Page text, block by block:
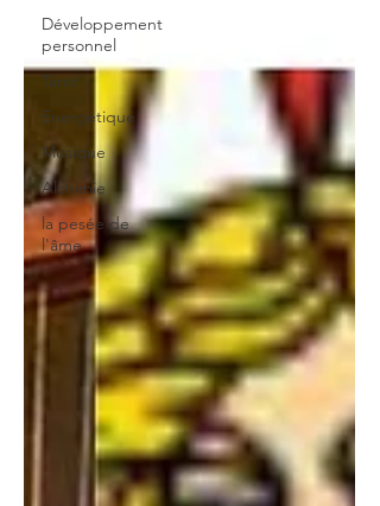
Développement
personnel
Tarot
Energétique
Musique
Alchimie
la pesée de
l'âme